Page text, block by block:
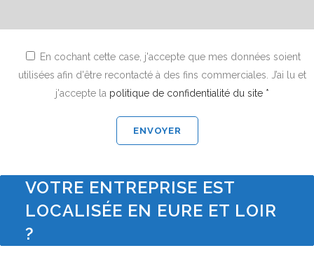
En cochant cette case, j'accepte que mes données soient
utilisées afin d'être recontacté à des fins commerciales. J’ai lu et
j'accepte la politique de confidentialité du site *
VOTRE ENTREPRISE EST
LOCALISÉE EN EURE ET LOIR
?